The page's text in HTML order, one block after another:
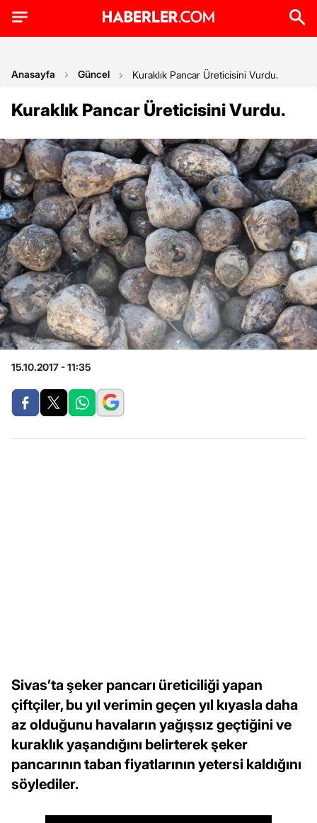
Anasayfa Güncel Kuraklık Pancar Üreticisini Vurdu.
Kuraklık Pancar Üreticisini Vurdu.
15.10.2017 - 11:35
Sivas’ta şeker pancarı üreticiliği yapan
çiftçiler, bu yıl verimin geçen yıl kıyasla daha
az olduğunu havaların yağışsız geçtiğini ve
kuraklık yaşandığını belirterek şeker
pancarının taban fiyatlarının yetersi kaldığını
söylediler.